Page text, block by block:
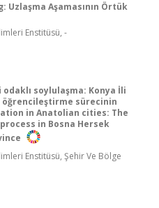
Uzlaşma Aşamasının Örtük
Enstitüsü, -
soylulaşma: Konya İli
öğrencileştirme sürecinin
in Anatolian cities: The
in Bosna Hersek
Enstitüsü, Şehir Ve Bölge